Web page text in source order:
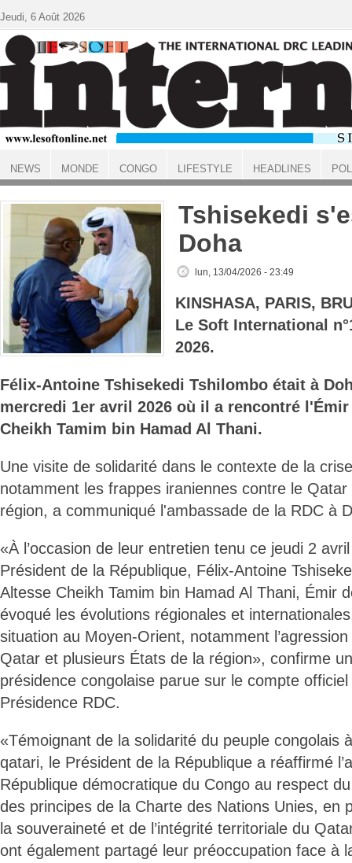
ACCUEIL
Tshisekedi
Doha
lun, 13/04/2026 - 23:49
KINSHASA, PARIS,
Le Soft International
2026.
Félix-Antoine Tshisekedi Tshilombo était à
mercredi 1er avril 2026 où il a rencontré
Cheikh Tamim bin Hamad Al Thani.
Une visite de solidarité dans le contexte de la
notamment les frappes iraniennes contre le
région, a communiqué l'ambassade de la RDC à
«À l’occasion de leur entretien tenu ce jeudi 2
Président de la République, Félix-Antoine
Altesse Cheikh Tamim bin Hamad Al Thani, Émir
évoqué les évolutions régionales et
situation au Moyen-Orient, notamment
Qatar et plusieurs États de la région», confirme
présidence congolaise parue sur le compte
Présidence RDC.
«Témoignant de la solidarité du peuple congolais
qatari, le Président de la République a réaffirmé
République démocratique du Congo au respect
des principes de la Charte des Nations Unies, en
la souveraineté et de l’intégrité territoriale du
ont également partagé leur préoccupation face à
Jeudi, 6 Août 2026
NEWS MONDE CONGO LIFESTYLE HEADLINES